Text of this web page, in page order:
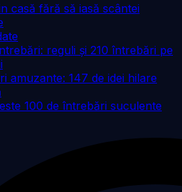
casă fără să iasă scântei
reguli și 210 întrebări pe
amuzante: 147 de idei hilare
100 de întrebări suculente